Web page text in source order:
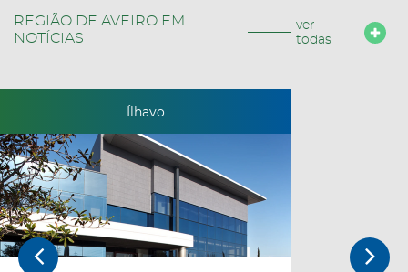
REGIÃO DE AVEIRO EM
NOTÍCIAS
ver
todas
Ílhavo